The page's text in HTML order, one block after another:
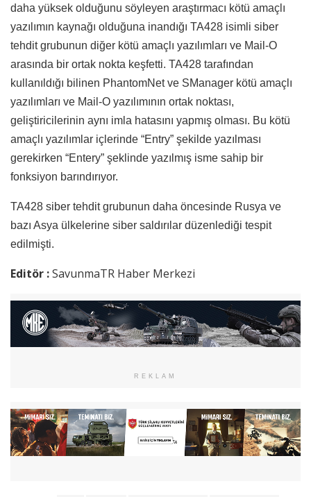
daha yüksek olduğunu söyleyen araştırmacı kötü amaçlı
yazılımın kaynağı olduğuna inandığı TA428 isimli siber
tehdit grubunun diğer kötü amaçlı yazılımları ve Mail-O
arasında bir ortak nokta keşfetti. TA428 tarafından
kullanıldığı bilinen PhantomNet ve SManager kötü amaçlı
yazılımları ve Mail-O yazılımının ortak noktası,
geliştiricilerinin aynı imla hatasını yapmış olması. Bu kötü
amaçlı yazılımlar içlerinde “Entry” şekilde yazılması
gerekirken “Entery” şeklinde yazılmış isme sahip bir
fonksiyon barındırıyor.
TA428 siber tehdit grubunun daha öncesinde Rusya ve
bazı Asya ülkelerine siber saldırılar düzenlediği tespit
edilmişti.
Editör :SavunmaTR Haber Merkezi
REKLAM